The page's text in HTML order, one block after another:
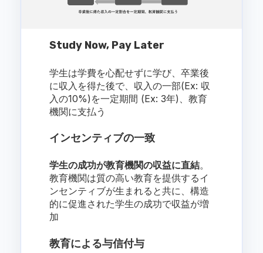
Study Now, Pay Later
学生は学費を心配せずに学び、卒業後
に収入を得た後で、収入の一部(Ex: 収
入の10%)を一定期間 (Ex: 3年)、教育
機関に支払う
インセンティブの一致
学生の成功が教育機関の収益に直結。
教育機関は質の高い教育を提供するイ
ンセンティブが生まれると共に、構造
的に促進された学生の成功で収益が増
加
教育による与信付与